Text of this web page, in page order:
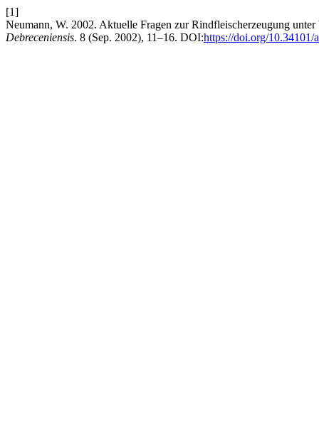
[1]
Neumann, W. 2002. Aktuelle Fragen zur Rindfleischerzeugung
Debreceniensis. 8 (Sep. 2002), 11–16. DOI:https://doi.org/10.34101/